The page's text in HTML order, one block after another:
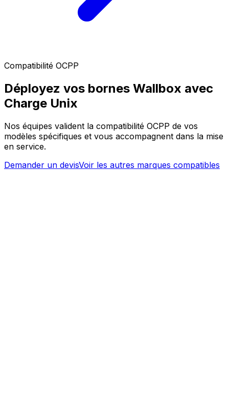
Compatibilité OCPP
Déployez vos bornes Wallbox avec
Charge Unix
Nos équipes valident la compatibilité OCPP de vos
modèles spécifiques et vous accompagnent dans la mise
en service.
Demander un devisVoir les autres marques compatibles